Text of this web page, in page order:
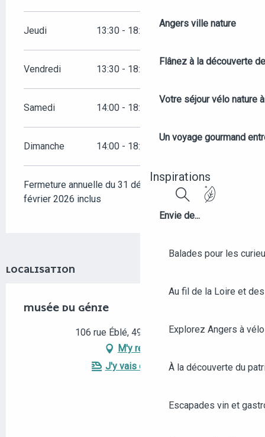
Angers ville nature
Flânez à la découverte
Votre séjour vélo nature
Un voyage gourmand
Inspirations
Envie de...
Balades pour les
Au fil de la Loire et
Explorez Angers à vélo
À la découverte du
Escapades vin et
Recherche
Jeudi 13:30 - 18:00
Vendredi 13:30 - 18:00
Samedi 14:00 - 18:00
Dimanche 14:00 - 18:00
Fermeture annuelle du 31 décembre 2025 au 13
février 2026 inclus
LOCALISATION
MUSÉE DU GÉNIE
106 rue Éblé, 49000 Angers
M'y rendre
J'y vais en train !